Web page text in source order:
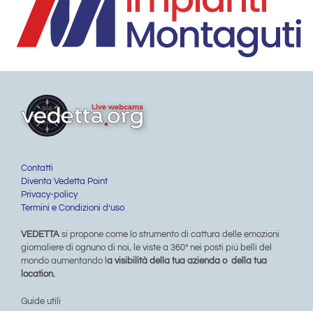
Contatti
Diventa Vedetta Point
Privacy-policy
Termini e Condizioni d’uso
VEDETTA si propone come lo strumento di cattura delle emozioni
giornaliere di ognuno di noi, le viste a 360° nei posti più belli del
mondo aumentando l a visibilità della tua azienda o della tua
location.
Guide utili